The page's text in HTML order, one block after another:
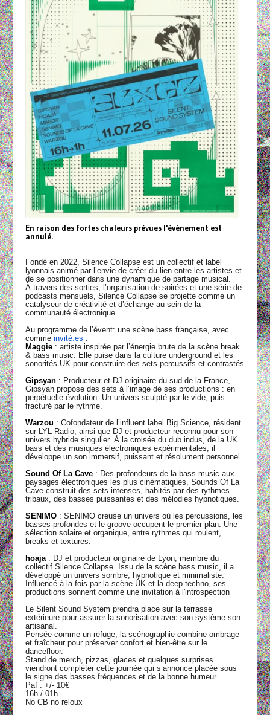
En raison des fortes chaleurs prévues l'évènement est
annulé.
Fondé en 2022, Silence Collapse est un collectif et label
lyonnais animé par l’envie de créer du lien entre les artistes et
de se positionner dans une dynamique de partage musical.
À travers des sorties, l’organisation de soirées et une série de
podcasts mensuels, Silence Collapse se projette comme un
catalyseur de créativité et d’échange au sein de la
communauté électronique.
Au programme de l’évent: une scène bass française, avec
comme invité.es :
Maggie : artiste inspirée par l’énergie brute de la scène break
& bass music. Elle puise dans la culture underground et les
sonorités UK pour construire des sets percussifs et contrastés
Gipsyan: Producteur et DJ originaire du sud de la France,
Gipsyan propose des sets à l’image de ses productions : en
perpétuelle évolution. Un univers sculpté par le vide, puis
fracturé par le rythme.
Warzou : Cofondateur de l’influent label Big Science, résident
sur LYL Radio, ainsi que DJ et producteur reconnu pour son
univers hybride singulier. À la croisée du dub indus, de la UK
bass et des musiques électroniques expérimentales, il
développe un son immersif, puissant et résolument personnel.
Sound Of La Cave : Des profondeurs de la bass music aux
paysages électroniques les plus cinématiques, Sounds Of La
Cave construit des sets intenses, habités par des rythmes
tribaux, des basses puissantes et des mélodies hypnotiques.
SENIMO: SENIMO creuse un univers où les percussions, les
basses profondes et le groove occupent le premier plan. Une
sélection solaire et organique, entre rythmes qui roulent,
breaks et textures.
hoaja: DJ et producteur originaire de Lyon, membre du
collectif Silence Collapse. Issu de la scène bass music, il a
développé un univers sombre, hypnotique et minimaliste.
Influencé à la fois par la scène UK et la deep techno, ses
productions sonnent comme une invitation à l'introspection
Le Silent Sound System prendra place sur la terrasse
extérieure pour assurer la sonorisation avec son système son
artisanal.
Pensée comme un refuge, la scénographie combine ombrage
et fraîcheur pour préserver confort et bien-être sur le
dancefloor.
Stand de merch, pizzas, glaces et quelques surprises
viendront compléter cette journée qui s’annonce placée sous
le signe des basses fréquences et de la bonne humeur.
Paf : +/- 10€
16h / 01h
No CB no reloux